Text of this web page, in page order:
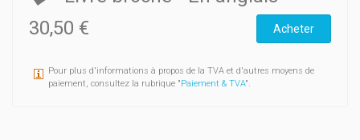
30,50 €
Acheter
Pour plus d'informations à propos de la TVA et d'autres moyens de
paiement, consultez la rubrique "Paiement & TVA".